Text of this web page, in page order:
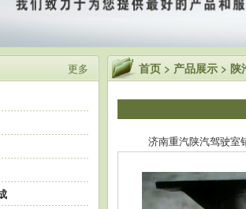
更多 首页 > 产品展示 > 陕
济南重汽陕汽驾驶室